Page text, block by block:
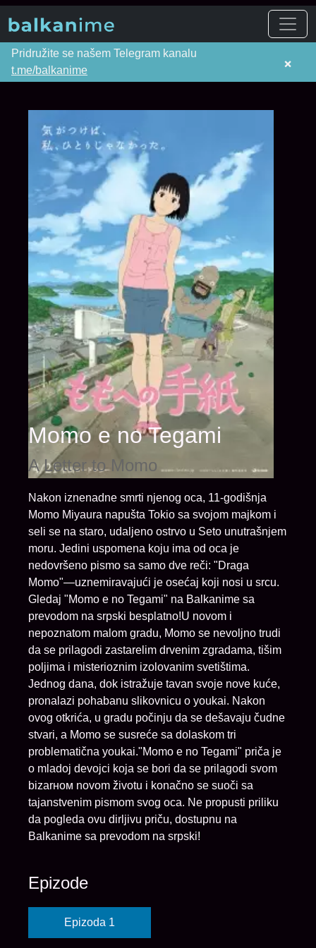
Pridružite se našem Telegram kanalu
t.me/balkanime
×
Momo e no Tegami
A Letter to Momo
Nakon iznenadne smrti njenog oca, 11-godišnja
Momo Miyaura napušta Tokio sa svojom majkom i
seli se na staro, udaljeno ostrvo u Seto unutrašnjem
moru. Jedini uspomena koju ima od oca je
nedovršeno pismo sa samo dve reči: "Draga
Momo"—uznemiravajući je osećaj koji nosi u srcu.
Gledaj "Momo e no Tegami" na Balkanime sa
prevodom na srpski besplatno!U novom i
nepoznatom malom gradu, Momo se nevoljno trudi
da se prilagodi zastarelim drvenim zgradama, tišim
poljima i misterioznim izolovanim svetištima.
Jednog dana, dok istražuje tavan svoje nove kuće,
pronalazi pohabanu slikovnicu o youkai. Nakon
ovog otkrića, u gradu počinju da se dešavaju čudne
stvari, a Momo se susreće sa dolaskom tri
problematična youkai."Momo e no Tegami" priča je
o mladoj devojci koja se bori da se prilagodi svom
bizarном novom životu i konačno se suoči sa
tajanstvenim pismom svog oca. Ne propusti priliku
da pogleda ovu dirljivu priču, dostupnu na
Balkanime sa prevodom na srpski!
Epizode
Epizoda 1